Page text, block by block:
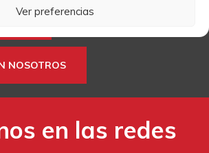
Ver preferencias
NOSOTROS
en las redes